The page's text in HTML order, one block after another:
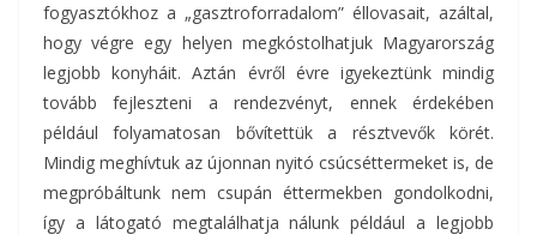
fogyasztókhoz a „gasztroforradalom” éllovasait, azáltal,
hogy végre egy helyen megkóstolhatjuk Magyarország
legjobb konyháit. Aztán évről évre igyekeztünk mindig
tovább fejleszteni a rendezvényt, ennek érdekében
például folyamatosan bővítettük a résztvevők körét.
Mindig meghívtuk az újonnan nyitó csúcséttermeket is, de
megpróbáltunk nem csupán éttermekben gondolkodni,
így a látogató megtalálhatja nálunk például a legjobb